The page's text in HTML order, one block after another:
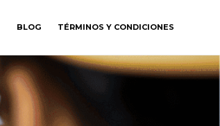
BLOG TÉRMINOS Y CONDICIONES